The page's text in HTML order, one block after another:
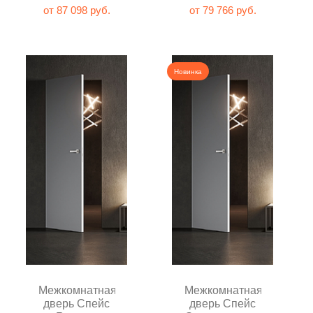
глухая
от 87 098 руб. от 79 766 руб.
Межкомнатная
дверь Спейс
Новинка
Межкомнатная
дверь Спейс